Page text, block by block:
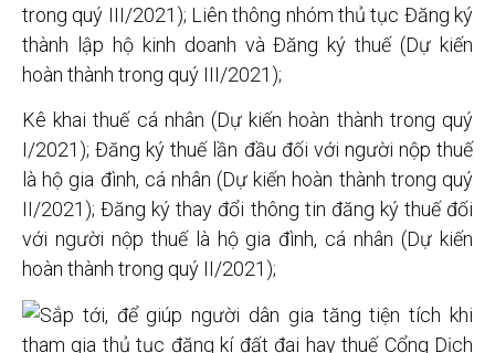
trong quý III/2021); Liên thông nhóm thủ tục Đăng ký
thành lập hộ kinh doanh và Đăng ký thuế (Dự kiến
hoàn thành trong quý III/2021);
Kê khai thuế cá nhân (Dự kiến hoàn thành trong quý
I/2021); Đăng ký thuế lần đầu đối với người nộp thuế
là hộ gia đình, cá nhân (Dự kiến hoàn thành trong quý
II/2021); Đăng ký thay đổi thông tin đăng ký thuế đối
với người nộp thuế là hộ gia đình, cá nhân (Dự kiến
hoàn thành trong quý II/2021);